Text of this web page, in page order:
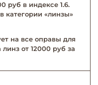
руб в индексе 1.6.
категории «линзы»
на все оправы для
от 12000 руб за